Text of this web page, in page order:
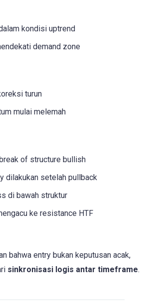
kondisi uptrend
demand zone
turun
mulai melemah
of structure bullish
dilakukan setelah pullback
di bawah struktur
ke resistance HTF
bahwa entry bukan keputusan acak,
sinkronisasi logis antar timeframe.